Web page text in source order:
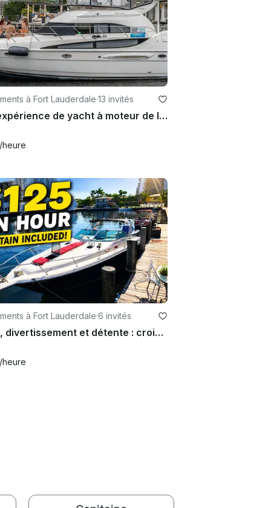
à Fort Lauderdale·13 invités
Une expérience de yacht à moteur de luxe à un prix avantageux ! Fort Lauderdale, Pompano Beach
heure
à Fort Lauderdale·6 invités
Soleil, divertissement et détente : croisière intercôtière Sea Ray de 33 minutes
heure